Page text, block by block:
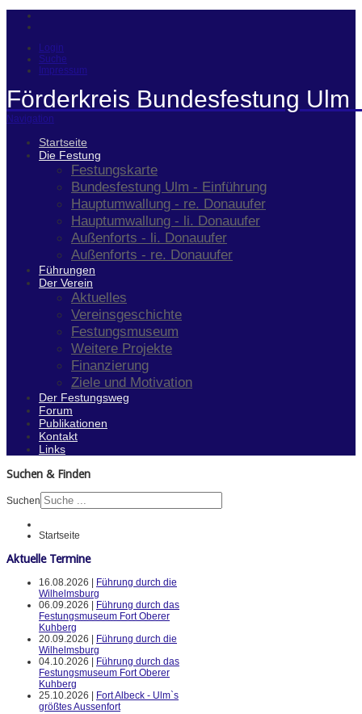
Login
Suche
Impressum
Förderkreis Bundesfestung Ulm
Navigation
Startseite
Die Festung
Festungskarte
Bundesfestung Ulm - Einführung
Hauptumwallung - re. Donauufer
Hauptumwallung - li. Donauufer
Außenforts - li. Donauufer
Außenforts - re. Donauufer
Führungen
Der Verein
Aktuelles
Vereinsgeschichte
Festungsmuseum
Weitere Projekte
Finanzierung
Ziele und Motivation
Der Festungsweg
Forum
Publikationen
Kontakt
Links
Suchen & Finden
Suchen
Startseite
Aktuelle Termine
16.08.2026 |
Führung durch die
Wilhelmsburg
06.09.2026 |
Führung durch das
Festungsmuseum Fort Oberer
Kuhberg
20.09.2026 |
Führung durch die
Wilhelmsburg
04.10.2026 |
Führung durch das
Festungsmuseum Fort Oberer
Kuhberg
25.10.2026 |
Fort Albeck - Ulm`s
größtes Aussenfort